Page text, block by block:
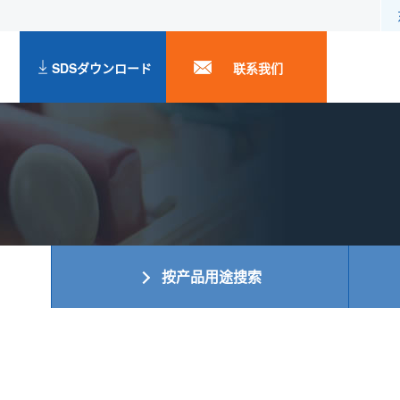
SDSダウンロード 联系我们
按产品用途搜索